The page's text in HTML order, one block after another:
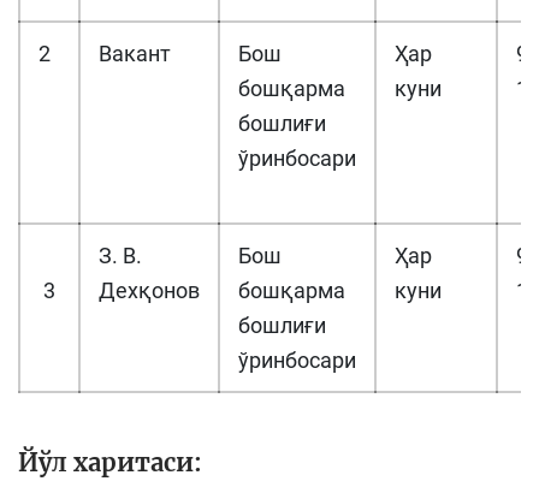
2 Вакант
Бош
бошқарма
бошлиғи
ўринбосари
Ҳар
куни
3
З. В.
Дехқонов
Бош
бошқарма
бошлиғи
ўринбосари
Ҳар
куни
Йўл харитаси: